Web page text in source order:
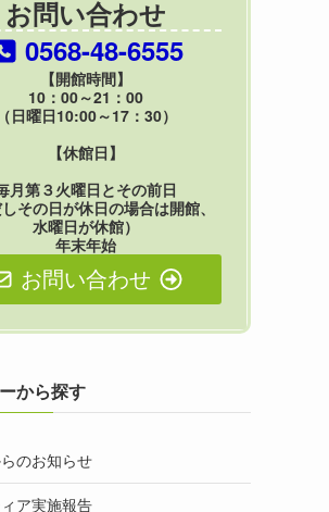
お問い合わせ
0568-48-6555
【開館時間】
10：00～21：00
（日曜日10:00～17：30）
【休館日】
月第３火曜日とその前日
しその日が休日の場合は開館、
水曜日が休館）
年末年始
お問い合わせ
から探す
のお知らせ
ア実施報告